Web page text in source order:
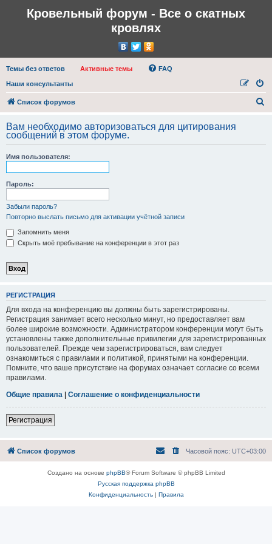
Кровельный форум - Все о скатных
кровлях
Темы без ответов Активные темы FAQ
Наши консультанты
Список форумов
с
Вам необходимо авторизоваться для цитирования
сообщений в этом форуме.
Имя пользователя:
Пароль:
Забыли пароль?
Повторно выслать письмо для активации учётной записи
Запомнить меня
Скрыть моё пребывание на конференции в этот раз
РЕГИСТРАЦИЯ
Для входа на конференцию вы должны быть зарегистрированы.
Регистрация занимает всего несколько минут, но предоставляет вам
более широкие возможности. Администратором конференции могут быть
установлены также дополнительные привилегии для зарегистрированных
пользователей. Прежде чем зарегистрироваться, вам следует
ознакомиться с правилами и политикой, принятыми на конференции.
Помните, что ваше присутствие на форумах означает согласие со всеми
правилами.
Общие правила | Соглашение о конфиденциальности
Регистрация
Список форумов Часовой пояс: UTC+03:00
Создано на основе phpBB® Forum Software © phpBB Limited
Русская поддержка phpBB
Конфиденциальность| Правила